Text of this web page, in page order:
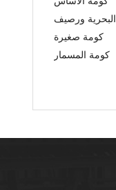
ورصيف
كومة صغيرة
كومة المسمار